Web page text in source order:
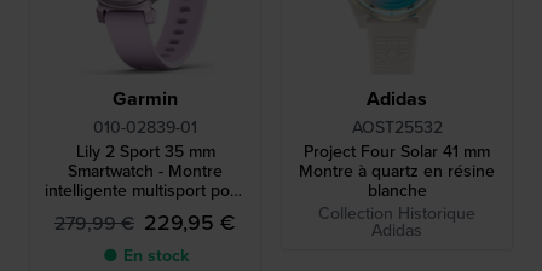
Garmin
010-02839-01
Lily 2 Sport 35 mm
Smartwatch - Montre
intelligente multisport pour
femme, lilas, avec bracelet
en silicone
279,99 € 229,95 €
● En stock
Adidas
AOST25532
Project Four Solar 41 mm
Montre à quartz en résine
blanche
Collection Historique
Adidas